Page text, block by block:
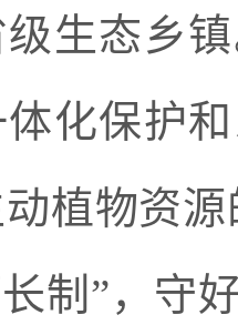
级生态乡
化保护
植物资
制”，守